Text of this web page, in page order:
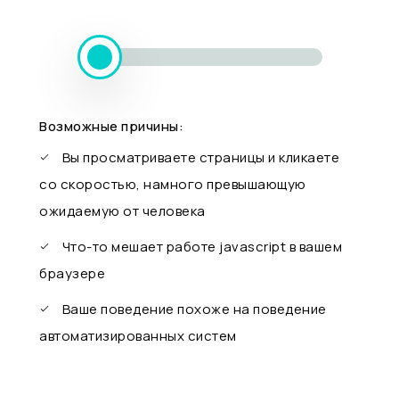
Возможные причины:
Вы просматриваете страницы и кликаете
со скоростью, намного превышающую
ожидаемую от человека
Что-то мешает работе javascript в вашем
браузере
Ваше поведение похоже на поведение
автоматизированных систем